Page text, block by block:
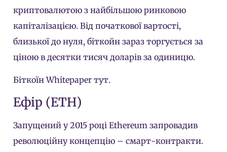
криптовалютою з найбільшою ринковою
капіталізацією. Від початкової вартості,
близької до нуля, біткойн зараз торгується за
ціною в десятки тисяч доларів за одиницю.
Біткоїн Whitepaper тут.
Ефір (ETH)
Запущений у 2015 році Ethereum запровадив
революційну концепцію – смарт-контракти.